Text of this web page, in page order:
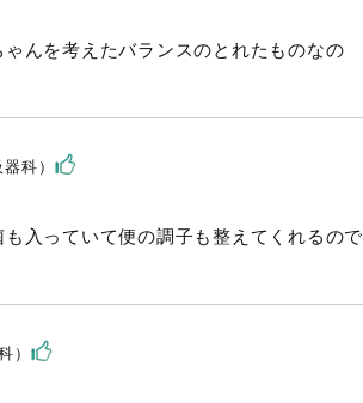
んを考えたバランスのとれたものなの
科）
入っていて便の調子も整えてくれるので
）